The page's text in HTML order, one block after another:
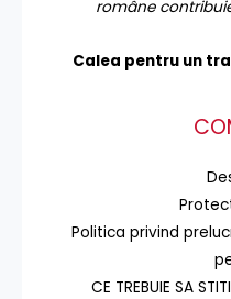
române
Calea pentru un
Politica privind
CE TREBUIE SA